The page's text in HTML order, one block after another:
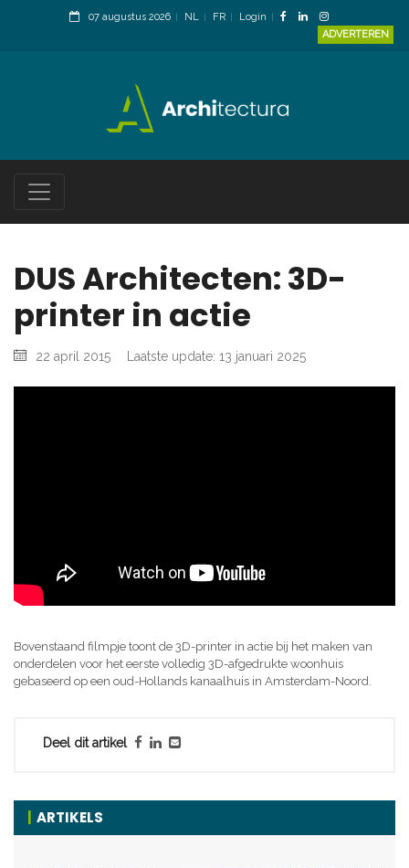
07 augustus 2026 NL FR
Login
ADVERTEREN
DUS Architecten: 3D-
printer in actie
22 april 2015 Laatste update: 13 januari 2025
Bovenstaand filmpje toont de 3D-printer in actie bij het maken van
onderdelen voor het eerste volledig 3D-afgedrukte woonhuis
gebaseerd op een oud-Hollands kanaalhuis in Amsterdam-Noord.
Deel dit artikel
ARTIKELS